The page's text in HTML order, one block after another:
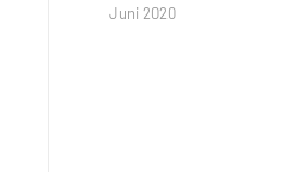
Juni 2020